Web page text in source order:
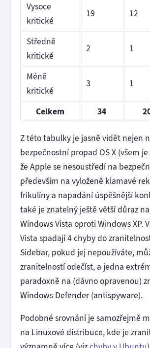
Celkem 34
Vysoce
kritické
19 12
Středně
kritické
2 1
Méně
kritické
3 1
Z této tabulky je jasně vidět nejen
bezpečnostní propad OS X (všem
že Apple se nesoustředí na
především na vyloženě klamavé
frikulíny a napadání úspěšnější
také je znatelný ještě větší důraz
Windows Vista oproti Windows XP.
Vista spadají 4 chyby do
Sidebar, pokud jej nepoužíváte,
zranitelností odečíst, a jedna
paradoxně na (dávno opravenou)
Windows Defender (antispyware).
Podobné srovnání je samozřejmě
na Linuxové distribuce, kde je